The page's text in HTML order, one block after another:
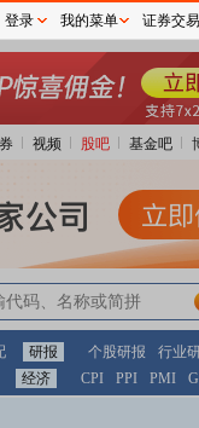
视频 股吧 基金吧
研报 个股研报 行业
经济 CPI PPI PMI
登录 我的菜单 证券交易